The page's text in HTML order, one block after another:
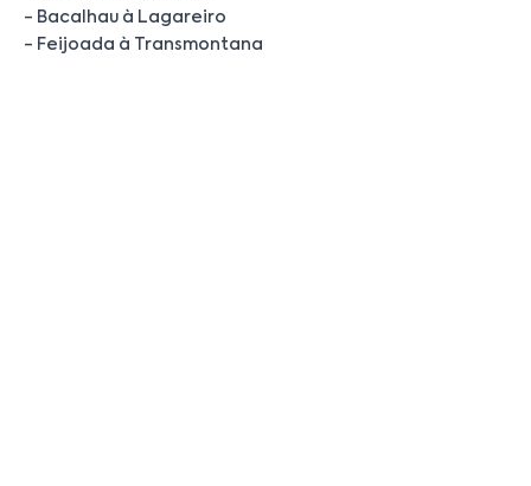
- Bacalhau à Lagareiro
- Feijoada à Transmontana